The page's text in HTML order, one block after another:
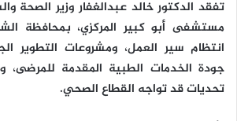
تفقد الدكتور خالد عبدالغفار وزير الصحة
مستشفى أبو كبير المركزي، بمحافظة
انتظام سير العمل، ومشروعات التطوير
جودة الخدمات الطبية المقدمة للمرضى،
تحديات قد تواجه القطاع الصحي.